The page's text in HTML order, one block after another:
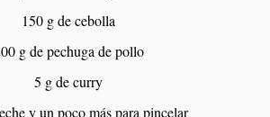
150 g de cebolla
g de pechuga de pollo
5 g de curry
y un poco más para pincelar